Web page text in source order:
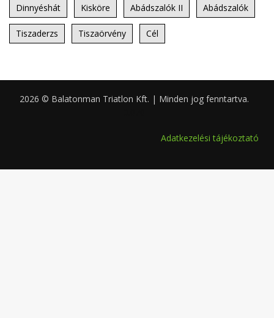
Dinnyéshát Kisköre Abádszalók II Abádszalók
Tiszaderzs Tiszaörvény Cél
2026 © Balatonman Triatlon Kft. | Minden jog fenntartva.
Adatkezelési tájékoztató